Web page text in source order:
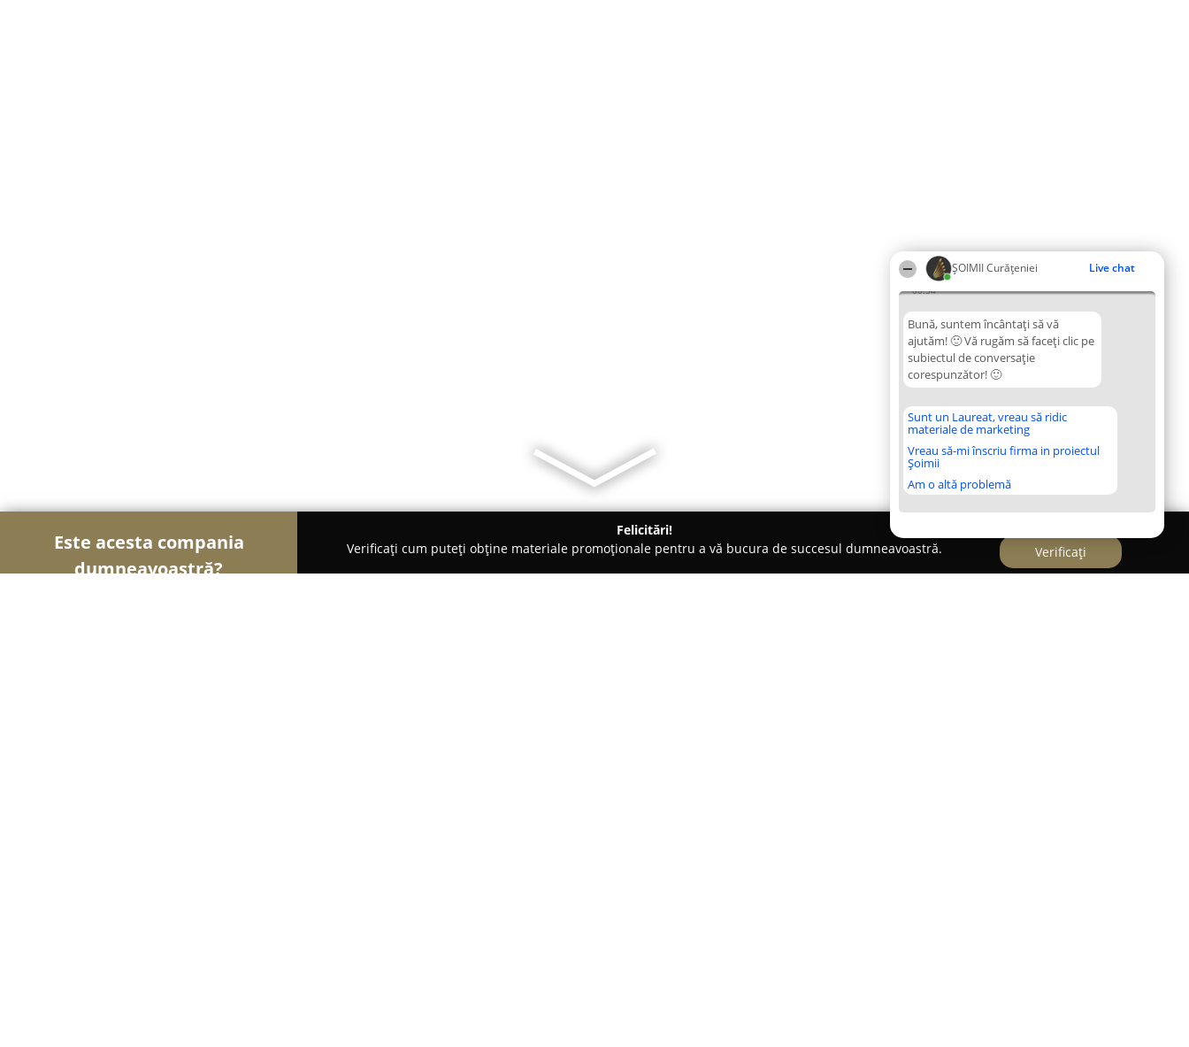
ȘOIMII Curățeniei Live chat
00:34
Bună, suntem încântați să vă
ajutăm! 🙂 Vă rugăm să faceți clic pe
subiectul de conversație
corespunzător! 🙂
Sunt un Laureat, vreau să ridic
materiale de marketing
Vreau să-mi înscriu firma in proiectul
Șoimii
Am o altă problemă
Este acesta compania
dumneavoastră?
Felicitări!
Verificați cum puteți obține materiale promoționale pentru a vă bucura de succesul dumneavoastră.
Verificați